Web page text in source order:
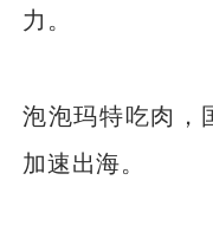
力。
泡泡玛特吃肉，
加速出海。